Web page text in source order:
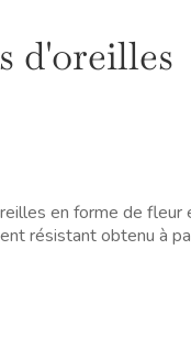
d'oreilles
en forme de fleur
résistant obtenu à